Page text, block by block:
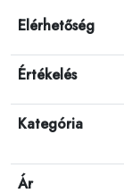
Elérhetőség
Értékelés
Kategória
Ár